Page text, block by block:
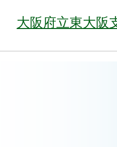
大阪府立東大阪